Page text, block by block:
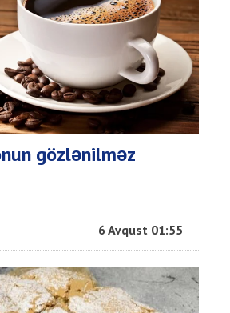
gözlənilməz
6 Avqust 01:55